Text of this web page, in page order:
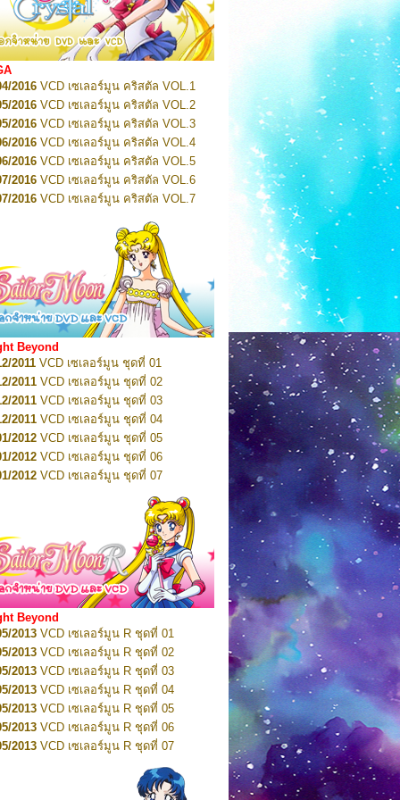
Pretty Guardian Sailor Moon Eternal
1
Pretty Guardian Sailor Moon Eternal
2
Pretty Guardian Sailor Moon Eternal
3
Pretty Guardian Sailor Moon Eternal
4
Pretty Guardian Sailor Moon Eternal
5
Pretty Guardian Sailor Moon Eternal
6
Pretty Guardian Sailor Moon Eternal
7
Pretty Guardian Sailor Moon Eternal
Pretty Guardian Sailor Moon Eternal
Pretty Guardian Sailor Moon Eternal
10
2026Code Name: Sailor V 1
2026Code Name: Sailor V 2
2016 VCD เซเลอร์มูน คริสตัล VOL.1
2016 VCD เซเลอร์มูน คริสตัล VOL.2
2016 VCD เซเลอร์มูน คริสตัล VOL.3
2016 VCD เซเลอร์มูน คริสตัล VOL.4
2016 VCD เซเลอร์มูน คริสตัล VOL.5
2016 VCD เซเลอร์มูน คริสตัล VOL.6
2016 VCD เซเลอร์มูน คริสตัล VOL.7
VCD เซเลอร์มูน คริสตัล VOL.9
VCD เซเลอร์มูน คริสตัล VOL.10
2016
VCD เซเลอร์มูน คริสตัล VOL.11
2016VCD เซเลอร์มูน คริสตัล VOL.12
2016VCD เซเลอร์มูน คริสตัล VOL.13
2016 DVD เซเลอร์มูน คริสตัล VOL.1
2016DVD เซเลอร์มูน คริสตัล VOL.2
2016 DVD เซเลอร์มูน คริสตัล VOL.3
2016 DVD เซเลอร์มูน คริสตัล VOL.4
2016 DVD เซเลอร์มูน คริสตัล VOL.5
2016 DVD เซเลอร์มูน คริสตัล VOL.6
2016DVD เซเลอร์มูน คริสตัล VOL.7
2016DVD เซเลอร์มูน คริสตัล VOL.8
2017 DVD เซเลอร์มูน คริสตัล Box-Set
Beyond
2011 VCD เซเลอร์มูน ชุดที่ 01
2011 VCD เซเลอร์มูน ชุดที่ 02
2011 VCD เซเลอร์มูน ชุดที่ 03
2011 VCD เซเลอร์มูน ชุดที่ 04
2012 VCD เซเลอร์มูน ชุดที่ 05
2012 VCD เซเลอร์มูน ชุดที่ 06
2012 VCD เซเลอร์มูน ชุดที่ 07
VCD เซเลอร์มูน ชุดที่ 08
VCD เซเลอร์มูน ชุดที่ 09
VCD เซเลอร์มูน ชุดที่ 10
2012VCD เซเลอร์มูน ชุดที่ 11
2012VCD เซเลอร์มูน ชุดที่ 12
2012VCD เซเลอร์มูน ชุดที่ 13
2012VCD เซเลอร์มูน ชุดที่ 14
2012 VCD เซเลอร์มูน ชุดที่ 15
VCD เซเลอร์มูน ชุดที่ 16
VCD เซเลอร์มูน ชุดที่ 17
VCD เซเลอร์มูน ชุดที่ 18
VCD เซเลอร์มูน ชุดที่ 19
VCD เซเลอร์มูน ชุดที่ 20
VCD เซเลอร์มูน ชุดที่ 21
VCD เซเลอร์มูน ชุดที่ 22
VCD เซเลอร์มูน ชุดที่ 23
DVD เซเลอร์มูน ชุดที่ 01
Beyond
2013 VCD เซเลอร์มูน R ชุดที่ 01
2013 VCD เซเลอร์มูน R ชุดที่ 02
2013 VCD เซเลอร์มูน R ชุดที่ 03
2013 VCD เซเลอร์มูน R ชุดที่ 04
2013 VCD เซเลอร์มูน R ชุดที่ 05
2013 VCD เซเลอร์มูน R ชุดที่ 06
2013 VCD เซเลอร์มูน R ชุดที่ 07
VCD เซเลอร์มูน R ชุดที่ 08
VCD เซเลอร์มูน R ชุดที่ 09